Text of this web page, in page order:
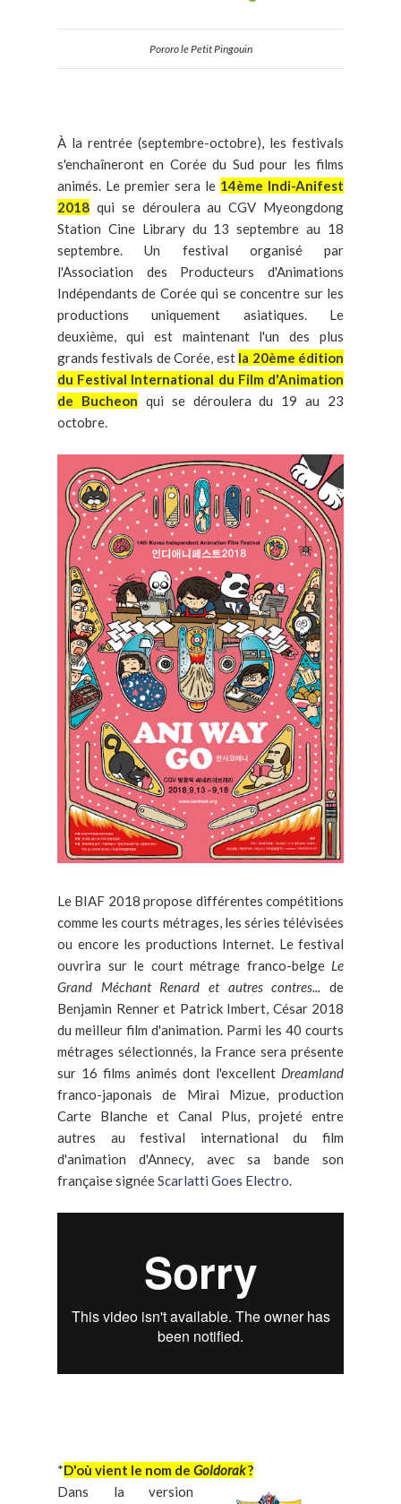
Pororo le Petit Pingouin
À la rentrée (septembre-octobre), les festivals
s'enchaîneront en Corée du Sud pour les films
animés. Le premier sera le 14ème Indi-Anifest
2018 qui se déroulera au CGV Myeongdong
Station Cine Library du 13 septembre au 18
septembre. Un festival organisé par
l'Association des Producteurs d'Animations
Indépendants de Corée qui se concentre sur les
productions uniquement asiatiques. Le
deuxième, qui est maintenant l'un des plus
grands festivals de Corée, est la 20ème édition
du Festival International du Film d'Animation
de Bucheon qui se déroulera du 19 au 23
octobre.
Le BIAF 2018 propose différentes compétitions
comme les courts métrages, les séries télévisées
ou encore les productions Internet. Le festival
ouvrira sur le court métrage franco-belge Le
Grand Méchant Renard et autres contres... de
Benjamin Renner et Patrick Imbert, César 2018
du meilleur film d'animation. Parmi les 40 courts
métrages sélectionnés, la France sera présente
sur 16 films animés dont l'excellent Dreamland
franco-japonais de Mirai Mizue, production
Carte Blanche et Canal Plus, projeté entre
autres au festival international du film
d'animation d'Annecy, avec sa bande son
française signéeScarlatti Goes Electro
*D'où vient le nom de Goldorak?
Dans la version